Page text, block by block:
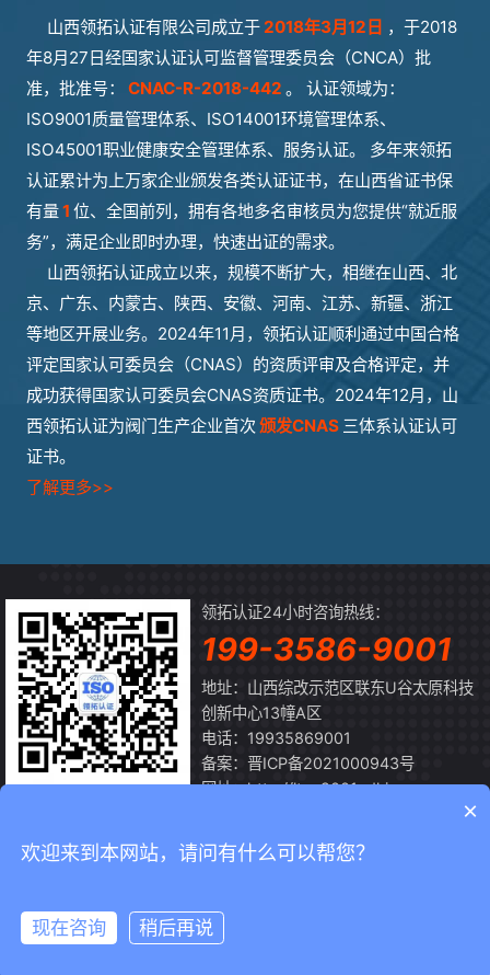
山西领拓认证有限公司成立于 2018年3月12日 ，于2018
年8月27日经国家认证认可监督管理委员会（CNCA）批
准，批准号：
CNAC-R-2018-442 。 认证领域为：
ISO9001质量管理体系、ISO14001环境管理体系、
ISO45001职业健康安全管理体系、服务认证。 多年来领拓
认证累计为上万家企业颁发各类认证证书，在山西省证书保
有量1 位、全国前列，拥有各地多名审核员为您提供“就近服
务”，满足企业即时办理，快速出证的需求。
山西领拓认证成立以来，规模不断扩大，相继在山西、北
京、广东、内蒙古、陕西、安徽、河南、江苏、新疆、浙江
等地区开展业务。2024年11月，领拓认证顺利通过中国合格
评定国家认可委员会（CNAS）的资质评审及合格评定，并
成功获得国家认可委员会CNAS资质证书。2024年12月，山
西领拓认证为阀门生产企业首次 颁发CNAS 三体系认证认可
证书。
了解更多>>
领拓认证24小时咨询热线：
199-3586-9001
地址：山西综改示范区联东U谷太原科技
创新中心13幢A区
电话：19935869001
备案：晋ICP备2021000943号
网址：http://ltrz.9001sdkj.com
×
欢迎来到本网站，请问有什么可以帮您？
现在咨询 稍后再说